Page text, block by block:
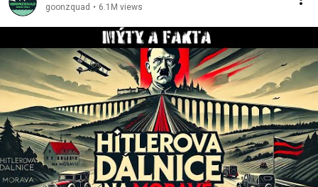
goonzquad • 6.1M views